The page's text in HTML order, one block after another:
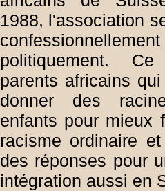
1988, l'association
politiquement.
parents africains
donner des
enfants pour mieux
racisme ordinaire
des réponses pour
intégration aussi en